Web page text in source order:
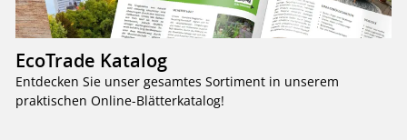
EcoTrade Katalog
Entdecken Sie unser gesamtes Sortiment in unserem
praktischen Online-Blätterkatalog!